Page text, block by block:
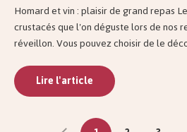
Homard et vin : plaisir de grand repas
crustacés que l'on déguste lors de nos
réveillon. Vous pouvez choisir de le
Lire l'article